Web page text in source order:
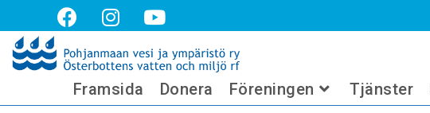
Framsida Donera Föreningen Tjänster